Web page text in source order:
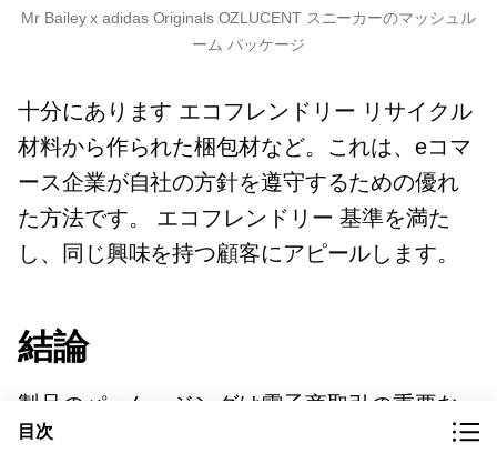
Mr Bailey x adidas Originals OZLUCENT スニーカーのマッシュル
ーム パッケージ
十分にあります エコフレンドリー リサイクル
材料から作られた梱包材など。これは、eコマ
ース企業が自社の方針を遵守するための優れ
た方法です。 エコフレンドリー 基準を満た
し、同じ興味を持つ顧客にアピールします。
結論
製品のパッケージングは​​電子商取引の重要な
部分であり、多くの要素が関係します。
目次